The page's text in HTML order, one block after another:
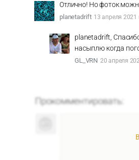
Отлично! Но фоток
planetadrift 13 апреля 2021
planetadrift,
насыплю когда
GL_VRN 20 апреля